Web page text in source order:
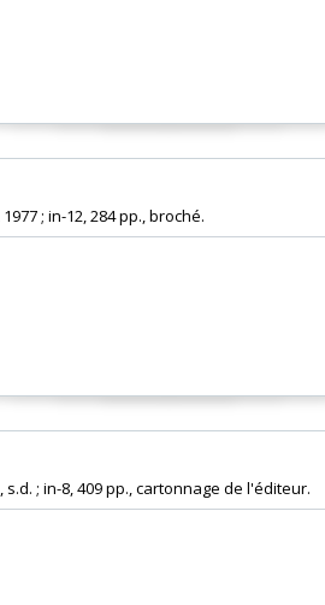
; in-12, 284 pp., broché.‎
; in-8, 409 pp., cartonnage de l'éditeur.‎